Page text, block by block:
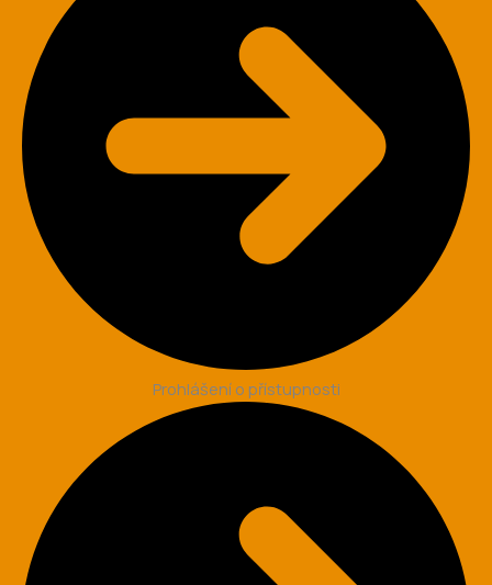
Prohlášení o přístupnosti